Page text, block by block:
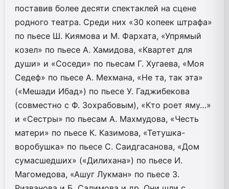
поставив более десяти спектаклей на сцене
родного театра. Среди них «30 копеек штрафа»
по пьесе Ш. Киямова и М. Фархата, «Упрямый
козел» по пьесе А. Хамидова, «Квартет для
души» и «Соседи» по пьесам Г. Хугаева, «Моя
Седеф» по пьесе А. Мехмана, «Не та, так эта»
(«Мешади Ибад») по пьесе У. Гаджибекова
(совместно с Ф. Зохрабовым), «Кто роет яму…»
и «Сестры» по пьесам А. Махмудова, «Честь
матери» по пьесе К. Казимова, «Тетушка-
воробушка» по пьесе С. Саидгасанова, «Дом
сумасшедших» («Дилихана») по пьесе И.
Магомедова, «Ашуг Лукман» по пьесе З.